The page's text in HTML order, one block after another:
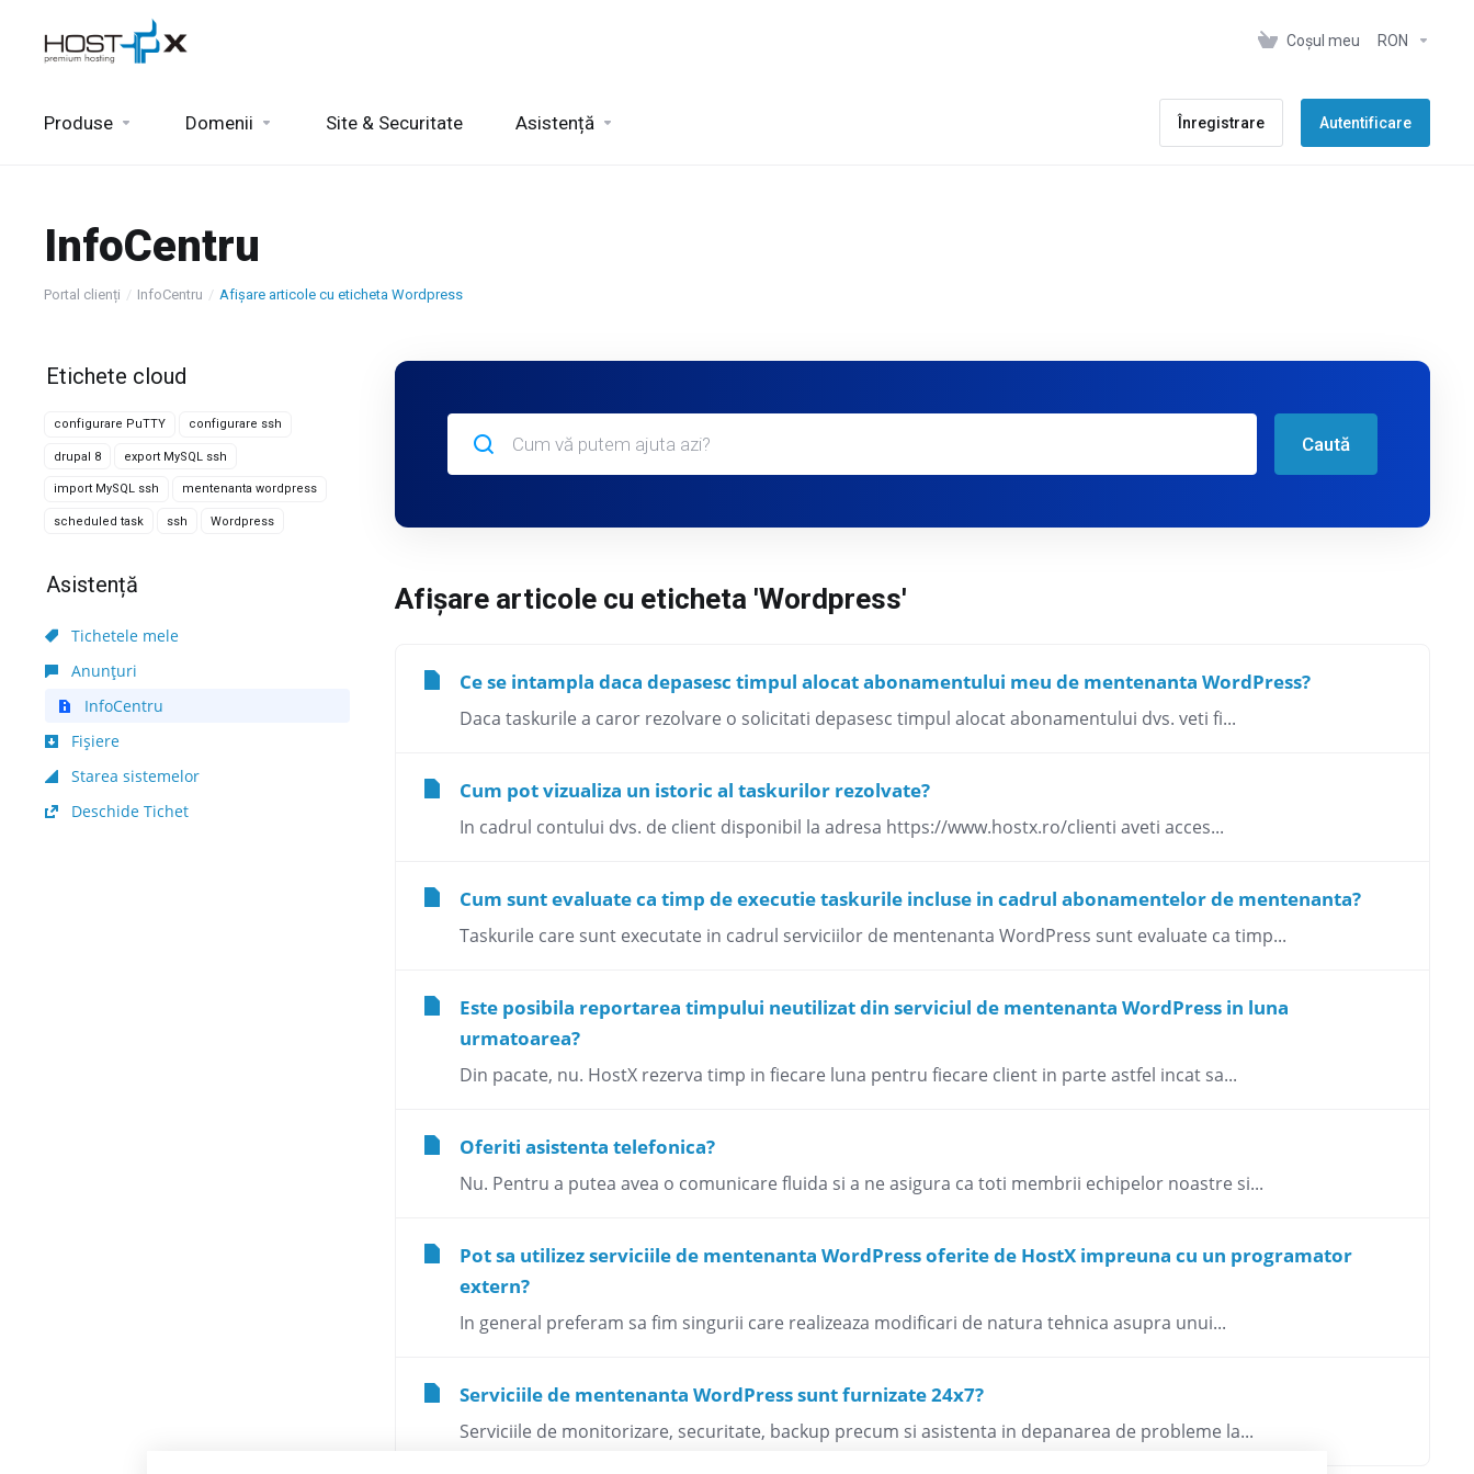
Coșul meu RON
Produse Domenii Site & Securitate Asistență Înregistrare Autentificare
InfoCentru
Portal clienți InfoCentru Afișare articole cu eticheta Wordpress
Etichete cloud
configurare PuTTY configurare ssh
drupal 8 export MySQL ssh
import MySQL ssh mentenanta wordpress
scheduled task ssh Wordpress
Asistență
Tichetele mele
Anunțuri
InfoCentru
Fișiere
Starea sistemelor
Deschide Tichet
Caută
Afișare articole cu eticheta 'Wordpress'
Ce se intampla daca depasesc timpul alocat abonamentului meu de mentenanta WordPress?
Daca taskurile a caror rezolvare o solicitati depasesc timpul alocat abonamentului dvs. veti fi...
Cum pot vizualiza un istoric al taskurilor rezolvate?
In cadrul contului dvs. de client disponibil la adresa https://www.hostx.ro/clienti aveti acces...
Cum sunt evaluate ca timp de executie taskurile incluse in cadrul abonamentelor de mentenanta?
Taskurile care sunt executate in cadrul serviciilor de mentenanta WordPress sunt evaluate ca timp...
Este posibila reportarea timpului neutilizat din serviciul de mentenanta WordPress in luna
urmatoarea?
Din pacate, nu. HostX rezerva timp in fiecare luna pentru fiecare client in parte astfel incat sa...
Oferiti asistenta telefonica?
Nu. Pentru a putea avea o comunicare fluida si a ne asigura ca toti membrii echipelor noastre si...
Pot sa utilizez serviciile de mentenanta WordPress oferite de HostX impreuna cu un programator
extern?
In general preferam sa fim singurii care realizeaza modificari de natura tehnica asupra unui...
Serviciile de mentenanta WordPress sunt furnizate 24x7?
Serviciile de monitorizare, securitate, backup precum si asistenta in depanarea de probleme la...